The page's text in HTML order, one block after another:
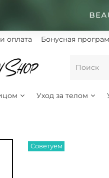
оплата Бонусная
Уход за телом
Советуем